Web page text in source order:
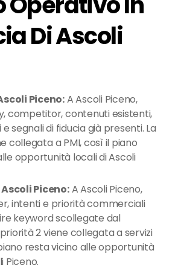
Di Ascoli
Piceno:A Ascoli Piceno,
competitor, contenuti esistenti,
segnali di fiducia già presenti. La
collegata a PMI, così il piano
opportunità locali di Ascoli
Piceno:A Ascoli Piceno,
intenti e priorità commerciali
keyword scollegate dal
2 viene collegata a servizi
resta vicino alle opportunità
Piceno.